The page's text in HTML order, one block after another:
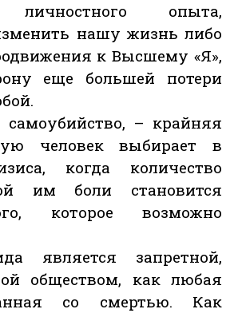
личностного опыта,
нашу жизнь либо
к Высшему «Я»,
еще большей потери
– крайняя
человек выбирает в
когда количество
им боли становится
которое возможно
является запретной,
обществом, как любая
со смертью. Как